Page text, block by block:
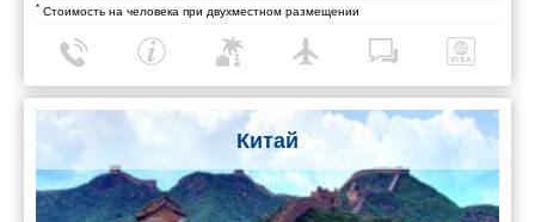
* Стоимость на человека при двухместном размещении
Китай